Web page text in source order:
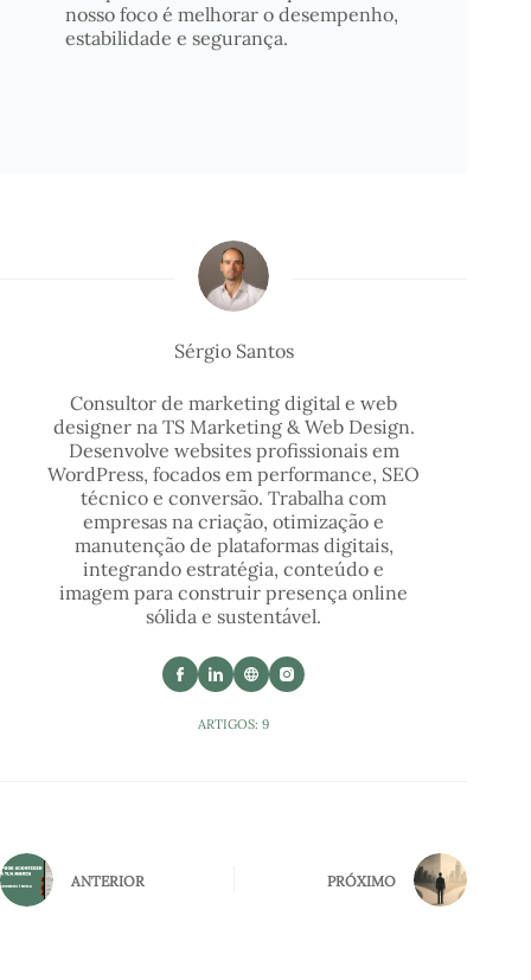
nosso foco é melhorar o desempenho,
estabilidade e segurança.
Sérgio Santos
Consultor de marketing digital e web
designer na TS Marketing & Web Design.
Desenvolve websites profissionais em
WordPress, focados em performance, SEO
técnico e conversão. Trabalha com
empresas na criação, otimização e
manutenção de plataformas digitais,
integrando estratégia, conteúdo e
imagem para construir presença online
sólida e sustentável.
ARTIGOS: 9
ANTERIOR PRÓXIMO